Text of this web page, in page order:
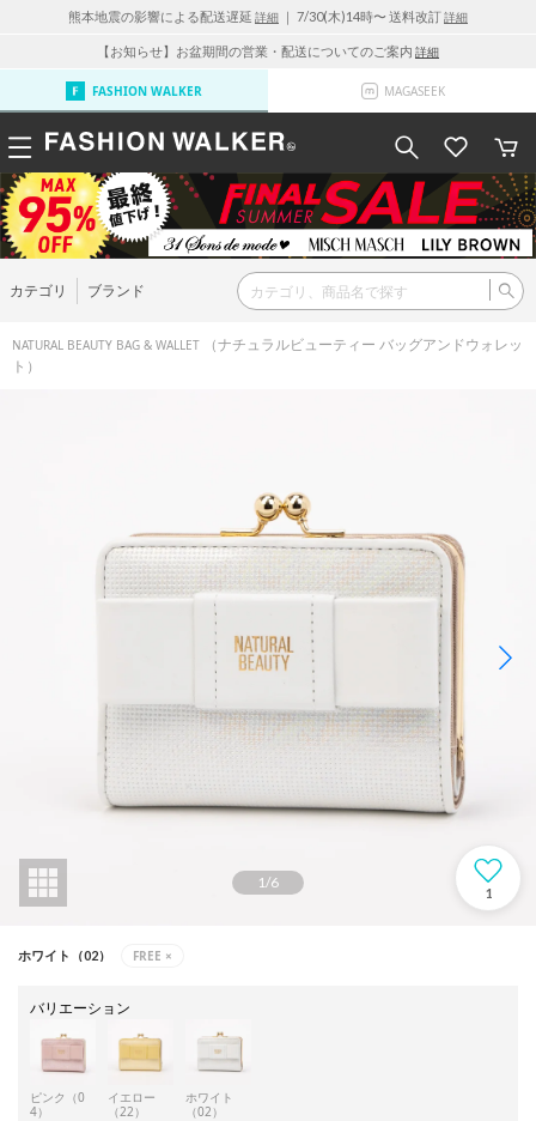
熊本地震の影響による配送遅延 詳細 ｜ 7/30(木)14時〜 送料改訂詳細
【お知らせ】お盆期間の営業・配送についてのご案内 詳細
FASHION WALKER MAGASEEK
カテゴリ ブランド
NATURAL BEAUTY BAG & WALLET
（ナチュラルビューティー バッグアンドウォレッ
ト）
1/6
1
ホワイト（02） FREE ×
バリエーション
ピンク（0
4）
イエロー
（22）
ホワイト
（02）